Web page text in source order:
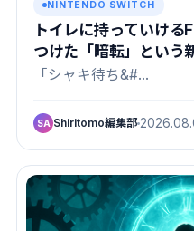
NINTENDO SWITCH
トイレに持っていけ
つけた「暗転」という
「シャキ待ち&#…
SA Shiritomo編集部